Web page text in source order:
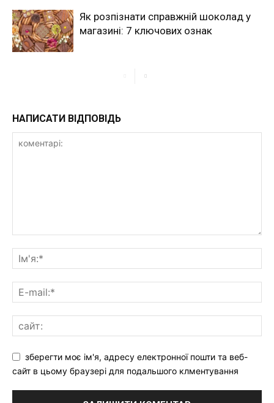
Як розпізнати справжній шоколад у
магазині: 7 ключових ознак
НАПИСАТИ ВІДПОВІДЬ
зберегти моє ім'я, адресу електронної пошти та веб-
сайт в цьому браузері для подальшого клментування